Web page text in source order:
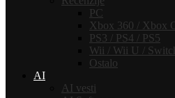
PC
Xbox 360 / Xbox
PS3 / PS4 / PS5
Wii / Wii U /
Ostalo
AI
AI vesti